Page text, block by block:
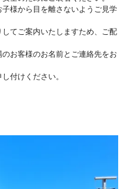
様から目を離さないようご見学
てご案内いたしますため、ご配
お客様のお名前とご連絡先をお
付けください。